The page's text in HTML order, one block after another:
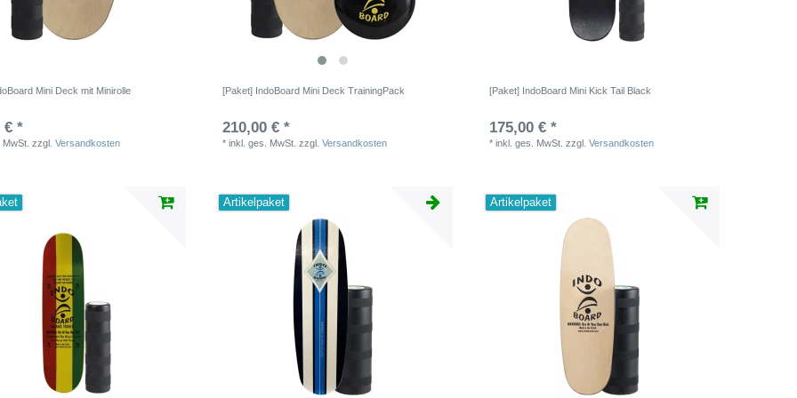
Mini Deck mit Minirolle
€ *
zzgl.Versandkosten
[Paket] IndoBoard Mini Deck TrainingPack
210,00 € *
*inkl. ges. MwSt. zzgl.Versandkosten
[Paket] IndoBoard Mini Kick Tail Black
175,00 € *
*inkl. ges. MwSt. zzgl.Versandkosten
Artikelpaket Artikelpaket